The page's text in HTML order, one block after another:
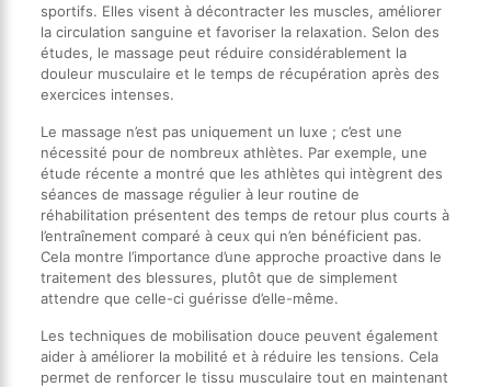
sportifs. Elles visent à décontracter les muscles, améliorer
la circulation sanguine et favoriser la relaxation. Selon des
études, le massage peut réduire considérablement la
douleur musculaire et le temps de récupération après des
exercices intenses.
Le massage n’est pas uniquement un luxe ; c’est une
nécessité pour de nombreux athlètes. Par exemple, une
étude récente a montré que les athlètes qui intègrent des
séances de massage régulier à leur routine de
réhabilitation présentent des temps de retour plus courts à
l’entraînement comparé à ceux qui n’en bénéficient pas.
Cela montre l’importance d’une approche proactive dans le
traitement des blessures, plutôt que de simplement
attendre que celle-ci guérisse d’elle-même.
Les techniques de mobilisation douce peuvent également
aider à améliorer la mobilité et à réduire les tensions. Cela
permet de renforcer le tissu musculaire tout en maintenant